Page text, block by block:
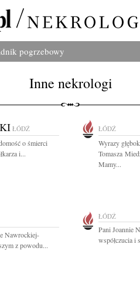
pogrzebowy
Inne nekrologi
ŁÓDŹ
o śmierci
i...
ŁÓDŹ
Wyrazy
Tomasza
Mamy...
Nawrockiej-
z powodu...
ŁÓDŹ
Pani Joannie
współczucia i